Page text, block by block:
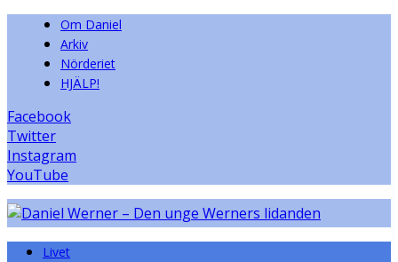
Om Daniel
Arkiv
Nörderiet
HJÄLP!
Facebook
Twitter
Instagram
YouTube
Livet